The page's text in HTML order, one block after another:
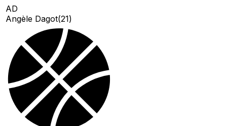
AD
Angèle Dagot(21)